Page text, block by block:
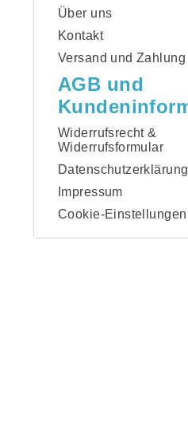
Über uns
Kontakt
Versand und Zahlung
AGB und
Widerrufsrecht &
Widerrufsformular
Datenschutzerklärung
Impressum
Cookie-Einstellungen